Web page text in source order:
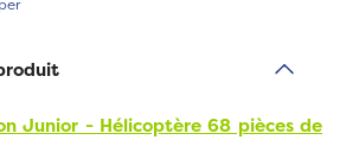
Junior - Hélicoptère 68 pièces de